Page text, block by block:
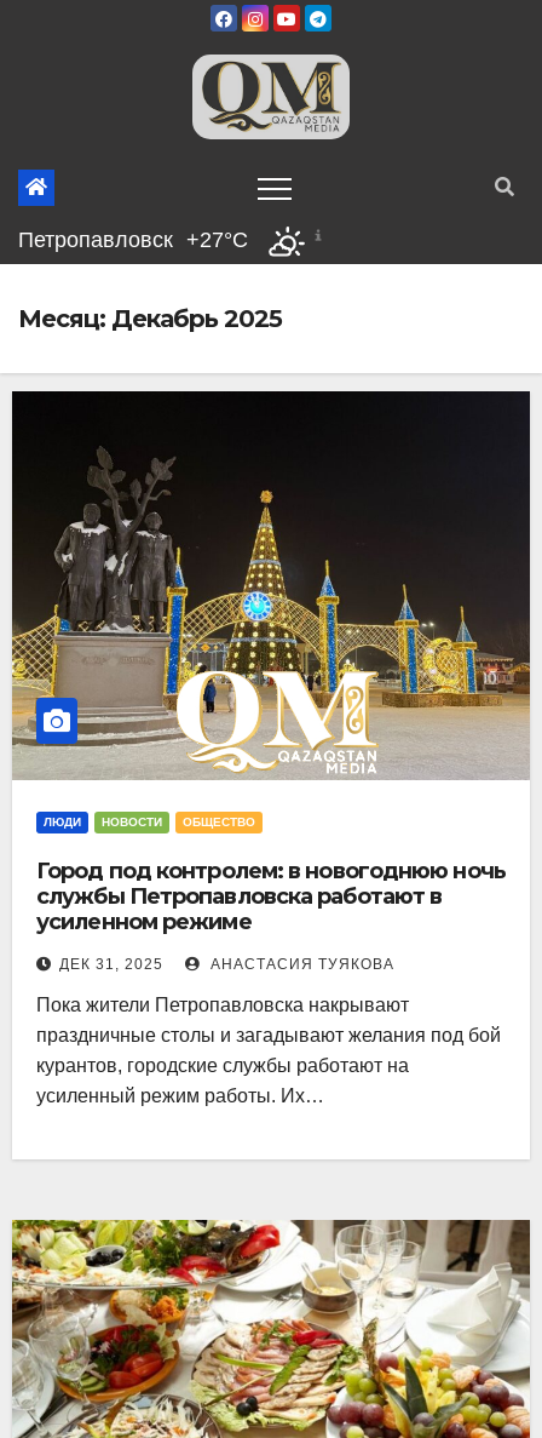
Петропавловск +27°C
Месяц: Декабрь 2025
ЛЮДИ НОВОСТИ ОБЩЕСТВО
Город под контролем: в новогоднюю ночь
службы Петропавловска работают в
усиленном режиме
ДЕК 31, 2025 АНАСТАСИЯ ТУЯКОВА
Пока жители Петропавловска накрывают
праздничные столы и загадывают желания под бой
курантов, городские службы работают на
усиленный режим работы. Их…